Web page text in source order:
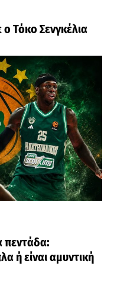
Τόκο Σενγκέλια
πεντάδα:
ή είναι αμυντική